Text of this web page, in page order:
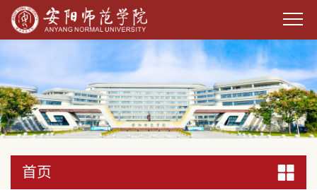
首页
首页
首页
首页
首页
首页
首页
首页
首页
首页
首页
首页
首页